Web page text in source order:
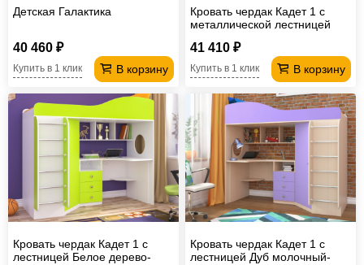
Детская Галактика
40 460 ₽
В корзину
Купить в 1 клик
Кровать чердак Кадет 1 с
металлической лестницей
41 410 ₽
В корзину
Купить в 1 клик
Кровать чердак Кадет 1 с
лестницей Белое дерево-
Кровать чердак Кадет 1 с
лестницей Дуб молочный-